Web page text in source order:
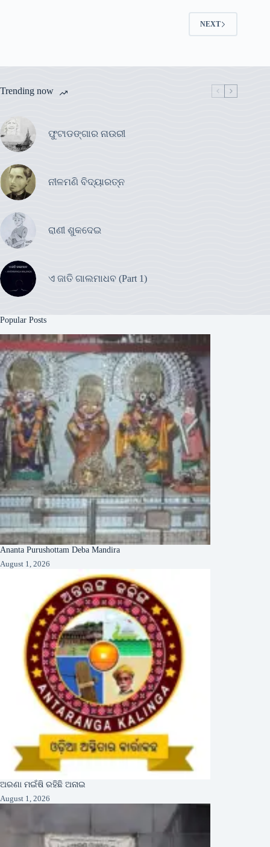
NEXT
Trending now
ଫୁଟାଡଙ୍ଗାର ନାଉରୀ
ନୀଳମଣି ବିଦ୍ୟାରତ୍ନ
ରାଣୀ ଶୁକଦେଇ
ଏ ଜାତି ଗାଲମାଧବ (Part 1)
Popular Posts
Ananta Purushottam Deba Mandira
August 1, 2026
ଅରଣା ମଇଁଷି ରହିଛି ଅନାଇ
August 1, 2026